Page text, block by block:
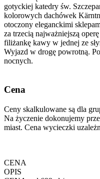
gotyckiej katedry św.
kolorowych dachówek
otoczony eleganckimi
za trzecią najważniejszą
filiżankę kawy w jednej ze
Wyjazd w drogę powrotną.
nocnych.
Cena
Ceny skalkulowane są dla
Na życzenie dokonujemy
miast. Cena wycieczki
CENA
OPIS